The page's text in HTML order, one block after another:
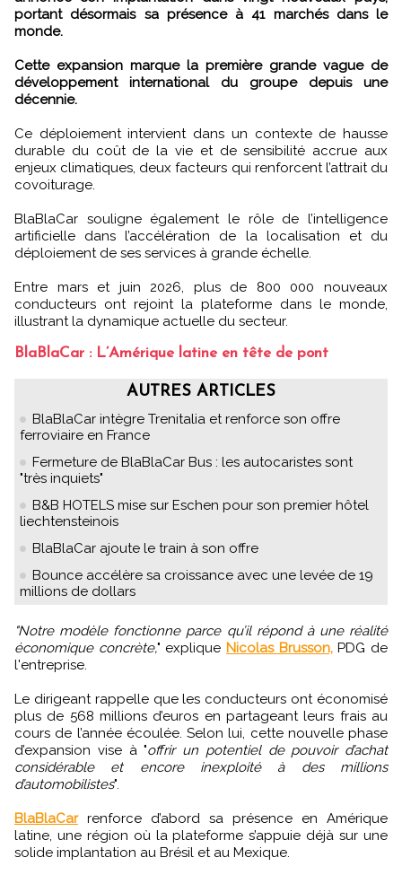
portant désormais sa présence à 41 marchés dans le
monde.
Cette expansion marque la première grande vague de
développement international du groupe depuis une
décennie.
Ce déploiement intervient dans un contexte de hausse
durable du coût de la vie et de sensibilité accrue aux
enjeux climatiques, deux facteurs qui renforcent l’attrait du
covoiturage.
BlaBlaCar souligne également le rôle de l’intelligence
artificielle dans l’accélération de la localisation et du
déploiement de ses services à grande échelle.
Entre mars et juin 2026, plus de 800 000 nouveaux
conducteurs ont rejoint la plateforme dans le monde,
illustrant la dynamique actuelle du secteur.
BlaBlaCar : L’Amérique latine en tête de pont
AUTRES ARTICLES
BlaBlaCar intègre Trenitalia et renforce son offre
ferroviaire en France
Fermeture de BlaBlaCar Bus : les autocaristes sont
"très inquiets"
B&B HOTELS mise sur Eschen pour son premier hôtel
liechtensteinois
BlaBlaCar ajoute le train à son offre
Bounce accélère sa croissance avec une levée de 19
millions de dollars
"Notre modèle fonctionne parce qu’il répond à une réalité
économique concrète," explique Nicolas Brusson,PDG de
l'entreprise.
Le dirigeant rappelle que les conducteurs ont économisé
plus de 568 millions d’euros en partageant leurs frais au
cours de l’année écoulée. Selon lui, cette nouvelle phase
d’expansion vise à "offrir un potentiel de pouvoir d’achat
considérable et encore inexploité à des millions
d’automobilistes".
BlaBlaCarrenforce d’abord sa présence en Amérique
latine, une région où la plateforme s’appuie déjà sur une
solide implantation au Brésil et au Mexique.